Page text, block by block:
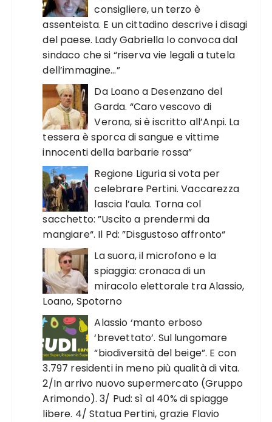
consigliere, un terzo è
assenteista. E un cittadino descrive i disagi
del paese. Lady Gabriella lo convoca dal
sindaco che si “riserva vie legali a tutela
dell’immagine…”
Da Loano a Desenzano del
Garda. “Caro vescovo di
Verona, si è iscritto all’Anpi. La
tessera è sporca di sangue e vittime
innocenti della barbarie rossa”
Regione Liguria si vota per
celebrare Pertini. Vaccarezza
lascia l’aula. Torna col
sacchetto: ”Uscito a prendermi da
mangiare“. Il Pd: ”Disgustoso affronto“
La suora, il microfono e la
spiaggia: cronaca di un
miracolo elettorale tra Alassio,
Loano, Spotorno
Alassio ‘manto erboso
‘brevettato’. Sul lungomare
“biodiversità del beige”. E con
3.797 residenti in meno più qualità di vita.
2/In arrivo nuovo supermercato (Gruppo
Arimondo). 3/ Pud: sì al 40% di spiagge
libere. 4/ Statua Pertini, grazie Flavio